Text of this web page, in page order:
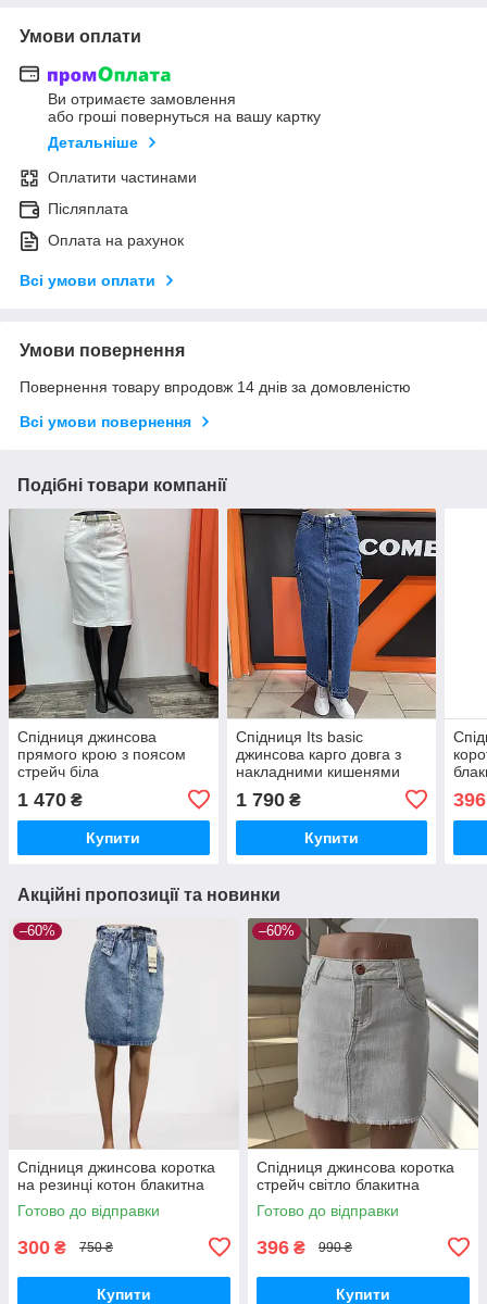
Умови оплати
Ви отримаєте замовлення
або гроші повернуться на вашу картку
Детальніше
Оплатити частинами
Післяплата
Оплата на рахунок
Всі умови оплати
Умови повернення
Повернення товару впродовж 14 днів за домовленістю
Всі умови повернення
Подібні товари компанії
Спідниця джинсова
прямого крою з поясом
стрейч біла
1 470 ₴
Купити
Спідниця Its basic
джинсова карго довга з
накладними кишенями
1 790₴
Купити
396
Акційні пропозиції та новинки
–60%
Спідниця джинсова коротка
на резинці котон блакитна
Готово до відправки
300 ₴ 750 ₴
Купити
–60%
Спідниця джинсова коротка
стрейч світло блакитна
Готово до відправки
396 ₴ 990 ₴
Купити